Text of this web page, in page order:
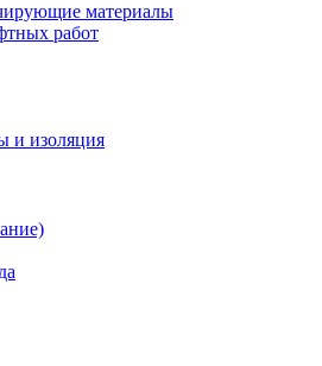
материалы
работ
и изоляция